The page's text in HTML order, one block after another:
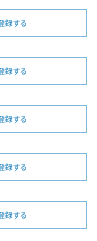
録する
録する
録する
録する
録する